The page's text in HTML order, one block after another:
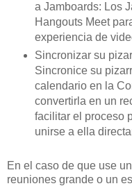
a Jamboards: Los
Hangouts Meet
experiencia de
Sincronizar su
Sincronice su
calendario en la
convertirla en un
facilitar el proceso
unirse a ella
En el caso de que use
reuniones grande o un